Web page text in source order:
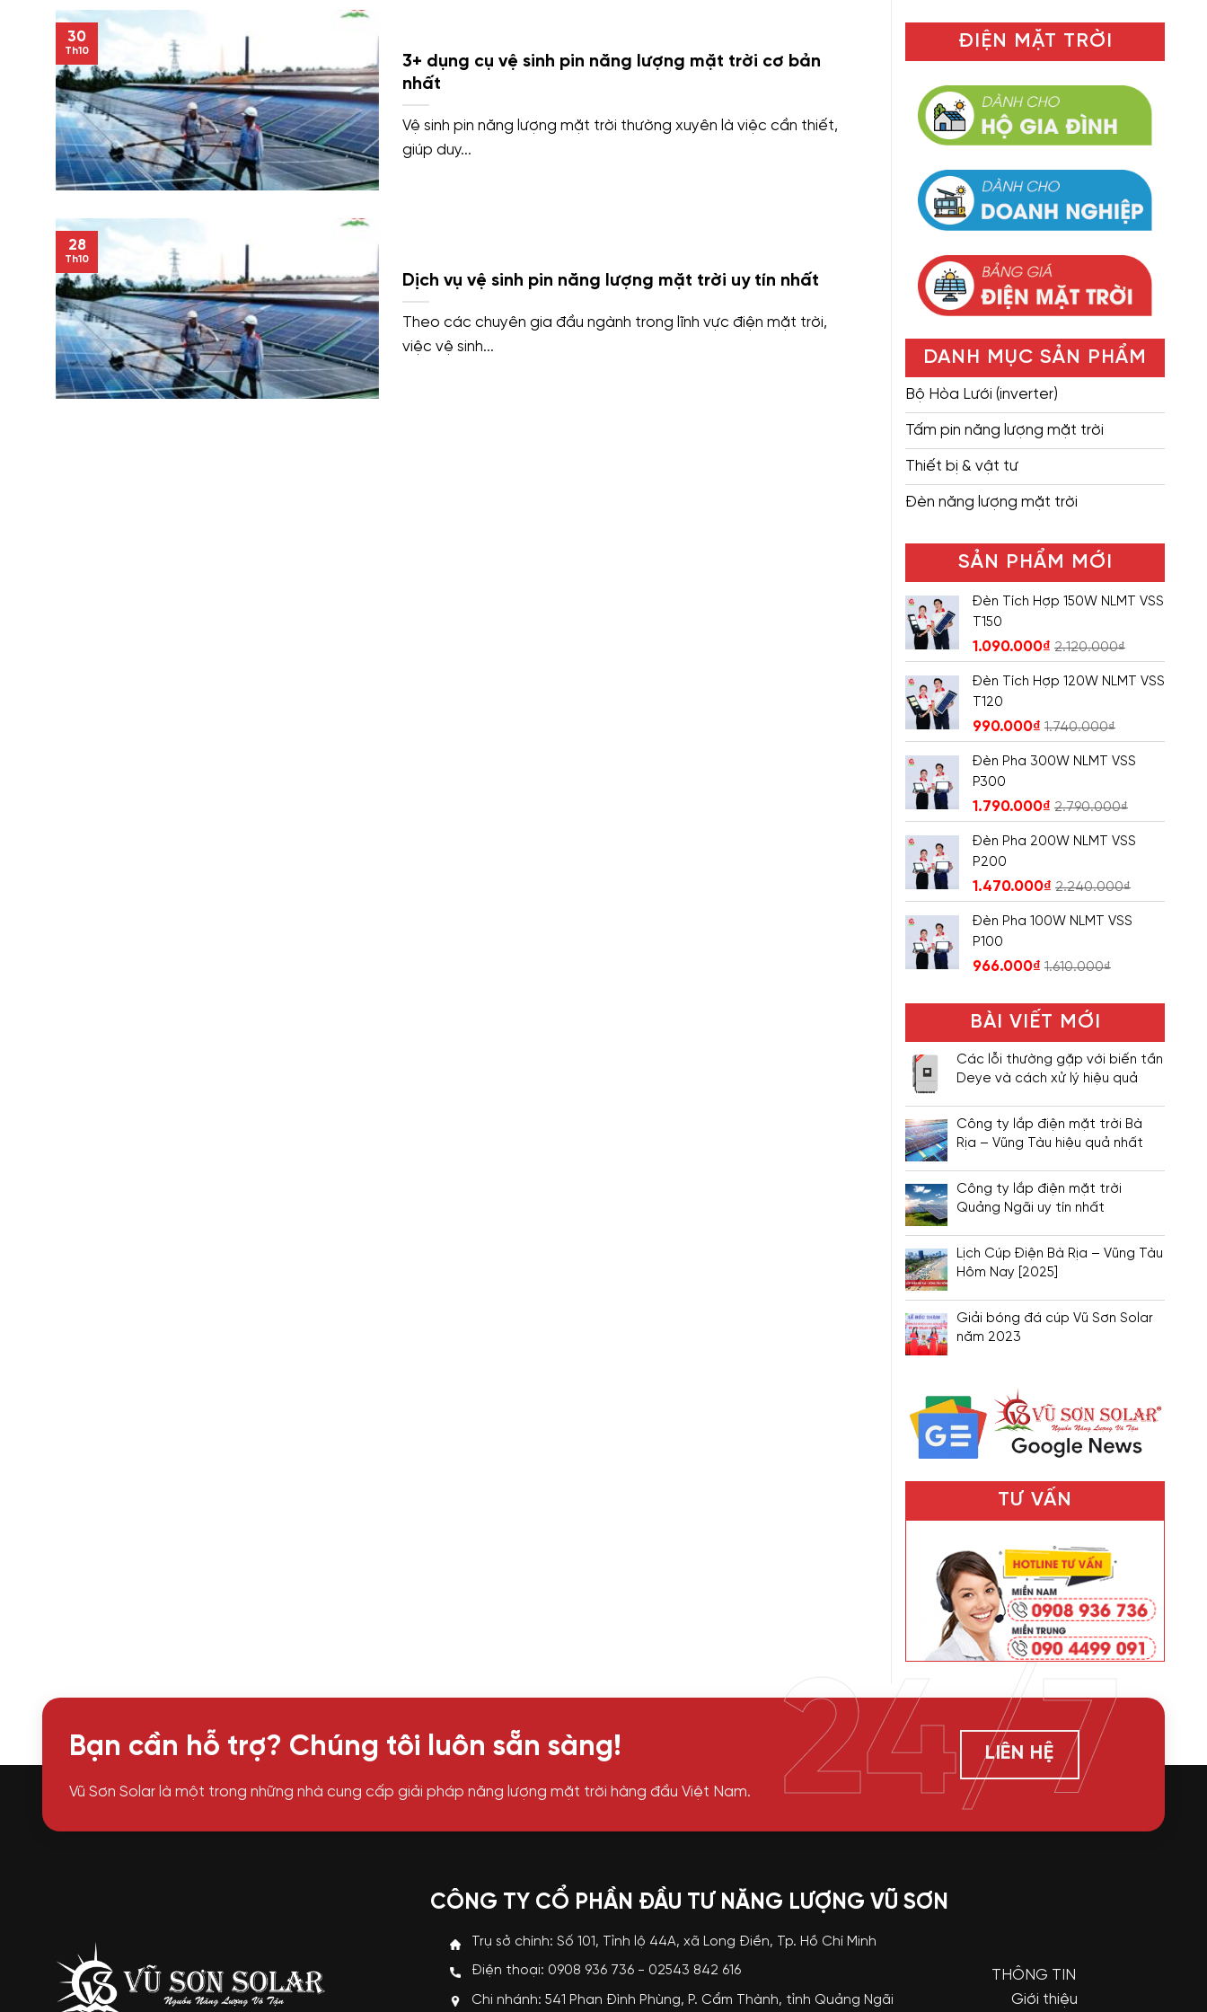
3+ dụng cụ vệ sinh pin năng lượng mặt trời cơ bản
nhất
Vệ sinh pin năng lượng mặt trời thường xuyên là việc cần thiết,
giúp duy...
30
Th10
Dịch vụ vệ sinh pin năng lượng mặt trời uy tín nhất
Theo các chuyên gia đầu ngành trong lĩnh vực điện mặt trời,
việc vệ sinh...
28
Th10
ĐIỆN MẶT TRỜI
DANH MỤC SẢN PHẨM
Bộ Hòa Lưới (inverter)
Tấm pin năng lượng mặt trời
Thiết bị & vật tư
Đèn năng lượng mặt trời
SẢN PHẨM MỚI
Đèn Tích Hợp 150W NLMT VSS
T150
1.090.000₫ 2.120.000₫
Đèn Tích Hợp 120W NLMT VSS
T120
990.000₫ 1.740.000₫
Đèn Pha 300W NLMT VSS
P300
1.790.000₫ 2.790.000₫
Đèn Pha 200W NLMT VSS
P200
1.470.000₫ 2.240.000₫
Đèn Pha 100W NLMT VSS
P100
966.000₫ 1.610.000₫
BÀI VIẾT MỚI
Các lỗi thường gặp với biến tần
Deye và cách xử lý hiệu quả
Công ty lắp điện mặt trời Bà
Rịa – Vũng Tàu hiệu quả nhất
Công ty lắp điện mặt trời
Quảng Ngãi uy tín nhất
Lịch Cúp Điện Bà Rịa – Vũng Tàu
Hôm Nay [2025]
Giải bóng đá cúp Vũ Sơn Solar
năm 2023
TƯ VẤN
Bạn cần hỗ trợ? Chúng tôi luôn sẵn sàng!
Vũ Sơn Solar là một trong những nhà cung cấp giải pháp năng lượng mặt trời hàng đầu Việt Nam.
LIÊN HỆ
24/7
CÔNG TY CỔ PHẦN ĐẦU TƯ NĂNG LƯỢNG VŨ SƠN
Trụ sở chính: Số 101, Tỉnh lộ 44A, xã Long Điền, Tp. Hồ Chí Minh
Điện thoại: 0908 936 736 - 02543 842 616
Chi nhánh: 541 Phan Đình Phùng, P. Cẩm Thành, tỉnh Quảng Ngãi
THÔNG TIN
Giới thiệu